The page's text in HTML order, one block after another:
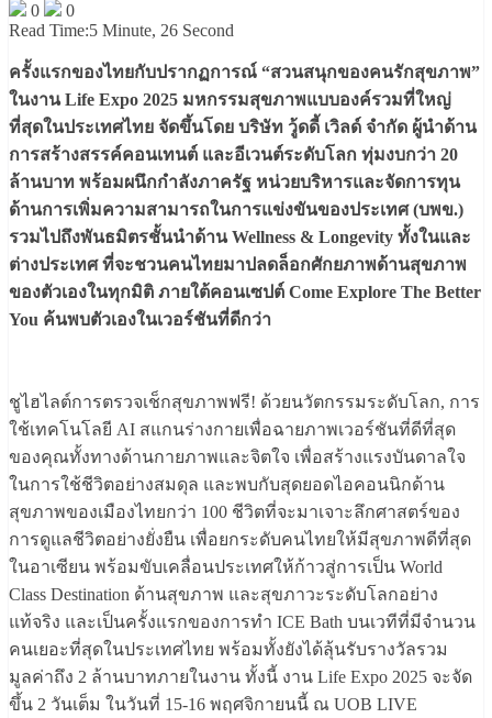
0
0
Read Time:5 Minute, 26 Second
ครั้งแรกของไทยกับปรากฏการณ์ “สวนสนุกของคนรักสุขภาพ”
ในงาน Life Expo 2025 มหกรรมสุขภาพแบบองค์รวมที่ใหญ่
ที่สุดในประเทศไทย จัดขึ้นโดย บริษัท วู้ดดี้ เวิลด์ จำกัด ผู้นำด้าน
การสร้างสรรค์คอนเทนต์ และอีเวนต์ระดับโลก ทุ่มงบกว่า 20
ล้านบาท พร้อมผนึกกำลังภาครัฐ หน่วยบริหารและจัดการทุน
ด้านการเพิ่มความสามารถในการแข่งขันของประเทศ (บพข.)
รวมไปถึงพันธมิตรชั้นนำด้าน Wellness & Longevity ทั้งในและ
ต่างประเทศ ที่จะชวนคนไทยมาปลดล็อกศักยภาพด้านสุขภาพ
ของตัวเองในทุกมิติ ภายใต้คอนเซปต์ Come Explore The Better
You ค้นพบตัวเองในเวอร์ชันที่ดีกว่า
ชูไฮไลต์การตรวจเช็กสุขภาพฟรี! ด้วยนวัตกรรมระดับโลก, การ
ใช้เทคโนโลยี AI สแกนร่างกายเพื่อฉายภาพเวอร์ชันที่ดีที่สุด
ของคุณทั้งทางด้านกายภาพและจิตใจ เพื่อสร้างแรงบันดาลใจ
ในการใช้ชีวิตอย่างสมดุล และพบกับสุดยอดไอคอนนิกด้าน
สุขภาพของเมืองไทยกว่า 100 ชีวิตที่จะมาเจาะลึกศาสตร์ของ
การดูแลชีวิตอย่างยั่งยืน เพื่อยกระดับคนไทยให้มีสุขภาพดีที่สุด
ในอาเซียน พร้อมขับเคลื่อนประเทศให้ก้าวสู่การเป็น World
Class Destination ด้านสุขภาพ และสุขภาวะระดับโลกอย่าง
แท้จริง และเป็นครั้งแรกของการทำ ICE Bath บนเวทีที่มีจำนวน
คนเยอะที่สุดในประเทศไทย พร้อมทั้งยังได้ลุ้นรับรางวัลรวม
มูลค่าถึง 2 ล้านบาทภายในงาน ทั้งนี้ งาน Life Expo 2025 จะจัด
ขึ้น 2 วันเต็ม ในวันที่ 15-16 พฤศจิกายนนี้ ณ UOB LIVE